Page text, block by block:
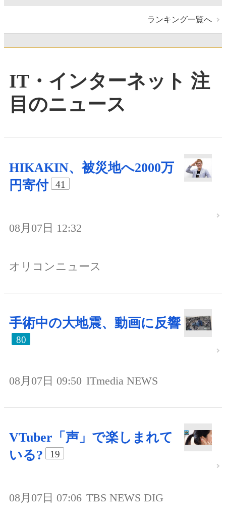
ランキング一覧へ
IT・インターネット 注
目のニュース
HIKAKIN、被災地へ2000万
円寄付
41
08月07日 12:32
オリコンニュース
手術中の大地震、動画に反響
80
08月07日 09:50 ITmedia NEWS
VTuber「声」で楽しまれて
いる?
19
08月07日 07:06 TBS NEWS DIG